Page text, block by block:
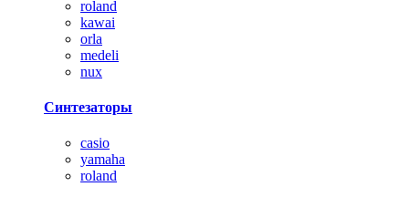
roland
kawai
orla
medeli
nux
Синтезаторы
casio
yamaha
roland